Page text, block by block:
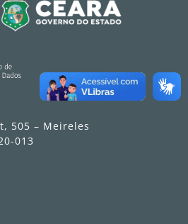
505 – Meireles
013